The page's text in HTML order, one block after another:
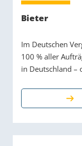
Bieter
Im Deutschen
100 % aller
in Deutschland –